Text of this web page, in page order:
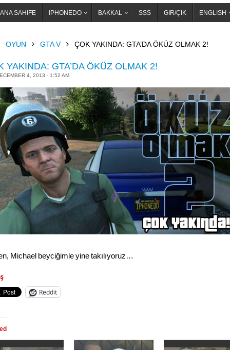
ANA SAHIFE IPHONEDO BAKKAL SSS GIR/ÇIK ENGLISH
OYUN GTA V ÇOK YAKINDA: GTA’DA ÖKÜZ OLMAK 2!
YAKINDA: GTA’DA ÖKÜZ OLMAK 2!
4, 2013 - 1:52 AM
Michael beyciğimle yine takılıyoruz…
Reddit